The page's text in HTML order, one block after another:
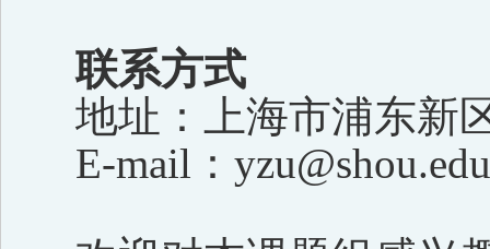
联系方式
地址：上海市浦东新
E-mail ： yzu